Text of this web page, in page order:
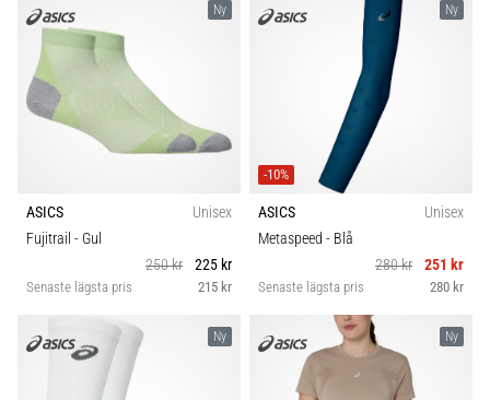
Ny
ASICS
Unisex
Fujitrail - Gul
250 kr
225 kr
Senaste lägsta pris 215 kr
Ny
-10%
ASICS
Unisex
Metaspeed - Blå
280 kr
251 kr
Senaste lägsta pris 280 kr
Ny Ny